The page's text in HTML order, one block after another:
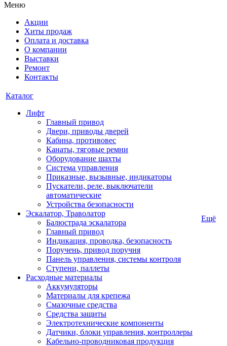
Меню
Акции
Хиты продаж
Оплата и доставка
О компании
Выставки
Ремонт
Контакты
Каталог
Лифт
Главный привод
Двери, приводы дверей
Кабина, противовес
Канаты, тяговые ремни
Оборудование шахты
Система управления
Приказные, вызывные, индикаторы
Пускатели, реле, выключатели
автоматические
Устройства безопасности
Эскалатор, Траволатор
Балюстрада эскалатора
Главный привод
Индикация, проводка, безопасность
Поручень, привод поручня
Панель управления, системы контроля
Ступени, паллеты
Расходные материалы
Аккумуляторы
Материалы для крепежа
Смазочные средства
Средства защиты
Электротехнические компоненты
Датчики, блоки управления, контроллеры
Кабельно-проводниковая продукция
Ещё